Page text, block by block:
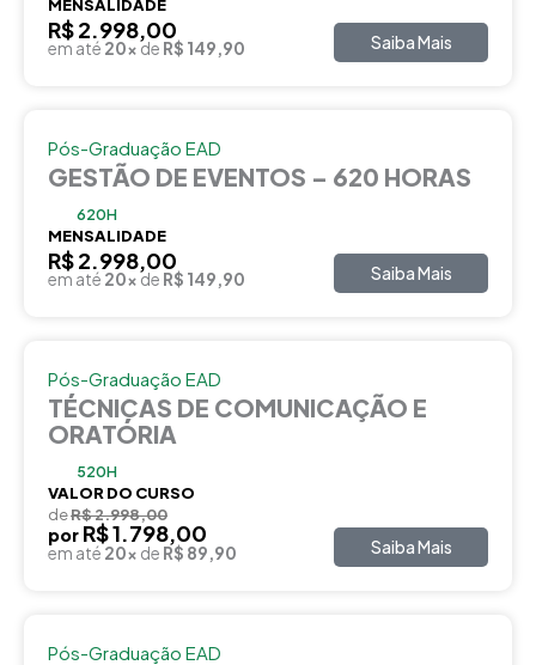
MENSALIDADE
R$ 2.998,00
em até 20xde R$ 149,90 Saiba Mais
Pós-Graduação EAD
GESTÃO DE EVENTOS – 620 HORAS
620H
MENSALIDADE
R$ 2.998,00
em até 20xde R$ 149,90 Saiba Mais
Pós-Graduação EAD
TÉCNICAS DE COMUNICAÇÃO E
ORATÓRIA
520H
VALOR DO CURSO
deR$ 2.998,00
por R$ 1.798,00
em até 20x de R$ 89,90 Saiba Mais
Pós-Graduação EAD